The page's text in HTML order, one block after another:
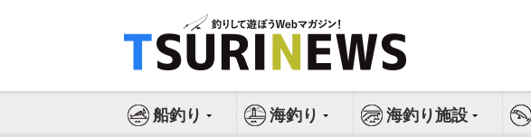
船釣り 海釣り 海釣り施設